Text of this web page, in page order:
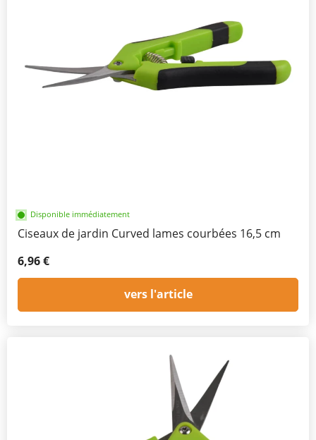
Disponible immédiatement
Ciseaux de jardin Curved lames courbées 16,5 cm
6,96 €
vers l'article